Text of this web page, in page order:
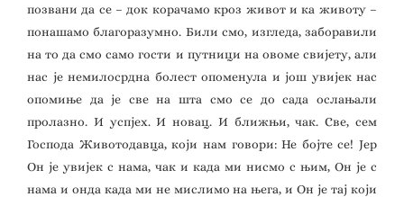
позвани да се – док корачамо кроз живот и ка животу –
понашамо благоразумно. Били смо, изгледа, заборавили
на то да смо само гости и путници на овоме свијету, али
нас је немилосрдна болест опоменула и још увијек нас
опомиње да је све на шта смо се до сада ослањали
пролазно. И успјех. И новац. И ближњи, чак. Све, сем
Господа Животодавца, који нам говори: Не бојте се! Јер
Он је увијек с нама, чак и када ми нисмо с њим, Он је с
нама и онда када ми не мислимо на њега, и Он је тај који